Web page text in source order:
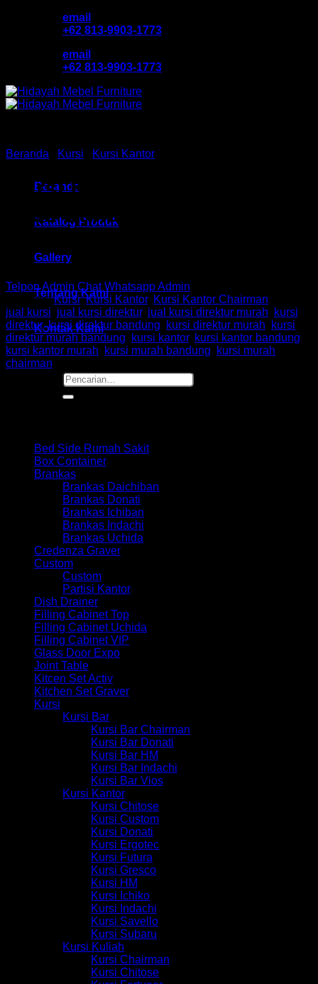
email
+62 813-9903-1773
email
+62 813-9903-1773
Beranda
Katalog Produk
Gallery
Tentang Kami
Kontak Kami
Pencarian
untuk:
Beranda Kursi Kursi Kantor
Kursi Kantor Chair HM TS
0708 Bandung
Telpon Admin Chat Whatsapp Admin
Kategori:Kursi,Kursi Kantor, Kursi Kantor Chairman
jual kursi jual kursi direktur, jual kursi direktur murah
kursi
direktur,kursi direktur bandung kursi direktur murah
kursi
direktur murah bandung
kursi kantor, kursi kantor bandung
kursi kantor murah
kursi murah bandung
kursi murah
chairman
Bed Side Rumah Sakit
Box Container
Brankas
Brankas Daichiban
Brankas Donati
Brankas Ichiban
Brankas Indachi
Brankas Uchida
Credenza Graver
Custom
Custom
Partisi Kantor
Dish Drainer
Filling Cabinet Top
Filling Cabinet Uchida
Filling Cabinet VIP
Glass Door Expo
Joint Table
Kitcen Set Activ
Kitchen Set Graver
Kursi
Kursi Bar
Kursi Bar Chairman
Kursi Bar Donati
Kursi Bar HM
Kursi Bar Indachi
Kursi Bar Vios
Kursi Kantor
Kursi Chitose
Kursi Custom
Kursi Donati
Kursi Ergotec
Kursi Futura
Kursi Gresco
Kursi HM
Kursi Ichiko
Kursi Indachi
Kursi Savello
Kursi Subaru
Kursi Kuliah
Kursi Chairman
Kursi Chitose